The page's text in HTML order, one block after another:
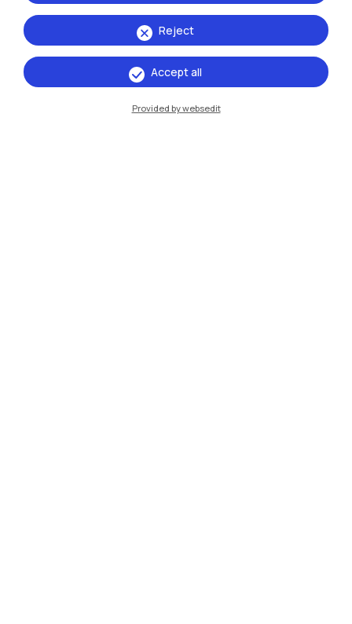
IT
Sedi
Reject
Accept all
Provided by websedit